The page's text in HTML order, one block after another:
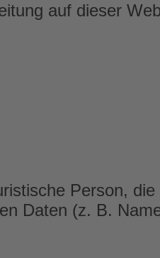
auf dieser
Person,
Daten (z. B.